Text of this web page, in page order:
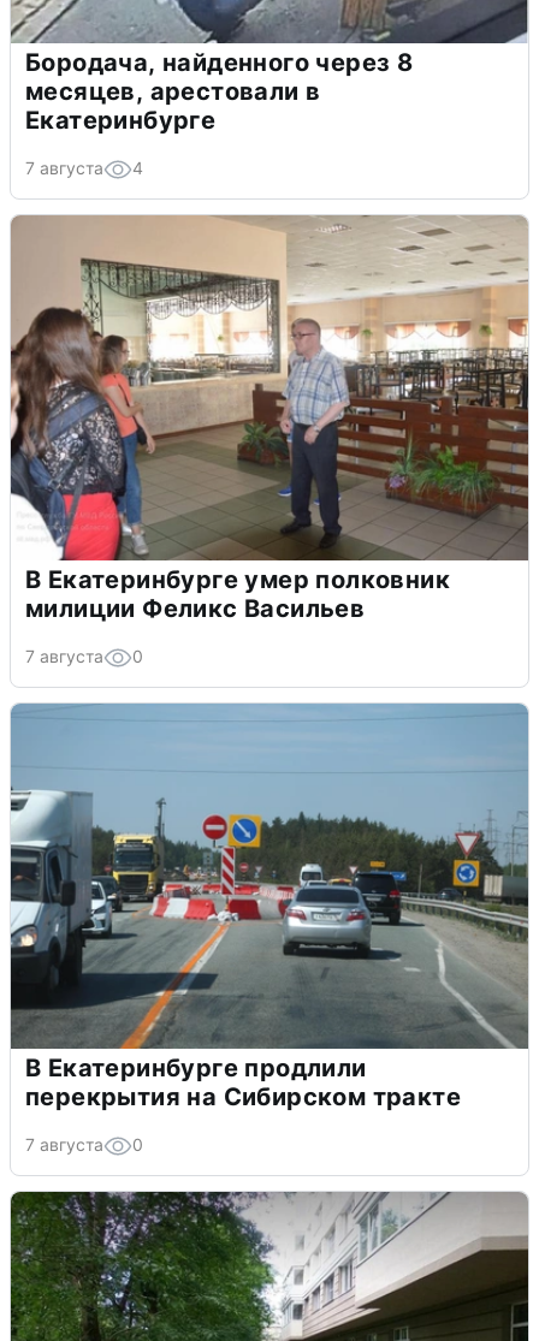
Бородача, найденного через 8
месяцев, арестовали в
Екатеринбурге
7 августа 4
В Екатеринбурге умер полковник
милиции Феликс Васильев
7 августа 0
В Екатеринбурге продлили
перекрытия на Сибирском тракте
7 августа 0